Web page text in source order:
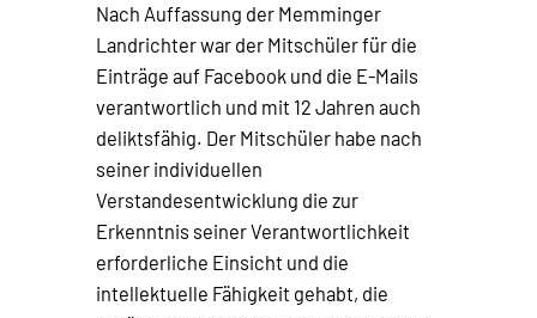
Nach Auffassung der Memminger
Landrichter war der Mitschüler für die
Einträge auf Facebook und die E-Mails
verantwortlich und mit 12 Jahren auch
deliktsfähig. Der Mitschüler habe nach
seiner individuellen
Verstandesentwicklung die zur
Erkenntnis seiner Verantwortlichkeit
erforderliche Einsicht und die
intellektuelle Fähigkeit gehabt, die